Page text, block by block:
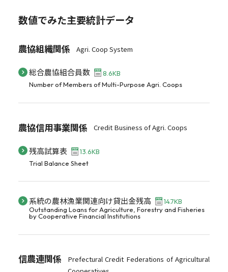
数値でみた主要統計データ
農協組織関係 Agri. Coop System
総合農協組合員数
8.6KB
Number of Members of Multi-Purpose Agri. Coops
農協信用事業関係 Credit Business of Agri. Coops
残高試算表
13.6KB
Trial Balance Sheet
系統の農林漁業関連向け貸出金残高
14.7KB
Outstanding Loans for Agriculture, Forestry and Fisheries
by Cooperative Financial Institutions
信農連関係
Prefectural Credit Federations of Agricultural